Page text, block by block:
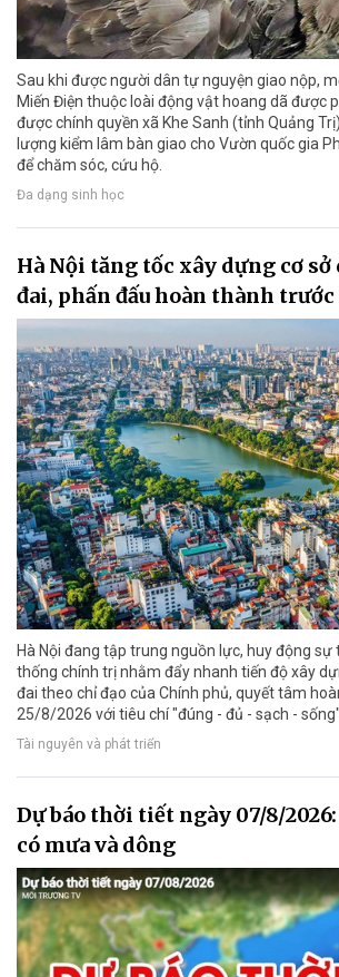
Sau khi được người dân tự nguyện giao nộp,
Miến Điện thuộc loài động vật hoang dã được
được chính quyền xã Khe Sanh (tỉnh Quảng
lượng kiểm lâm bàn giao cho Vườn quốc gia
để chăm sóc, cứu hộ.
Đa dạng sinh học
Hà Nội tăng tốc xây dựng cơ sở
đai, phấn đấu hoàn thành trước
Hà Nội đang tập trung nguồn lực, huy động sự
thống chính trị nhằm đẩy nhanh tiến độ xây
đai theo chỉ đạo của Chính phủ, quyết tâm
25/8/2026 với tiêu chí "đúng - đủ - sạch - sống".
Tài nguyên và phát triển
Dự báo thời tiết ngày 07/8/
có mưa và dông